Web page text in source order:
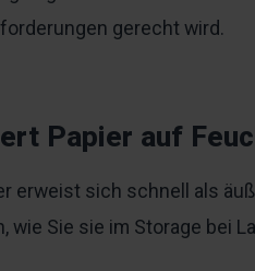
gerecht wird.
Papier auf
erweist sich schnell als
wie Sie sie im Storage bei